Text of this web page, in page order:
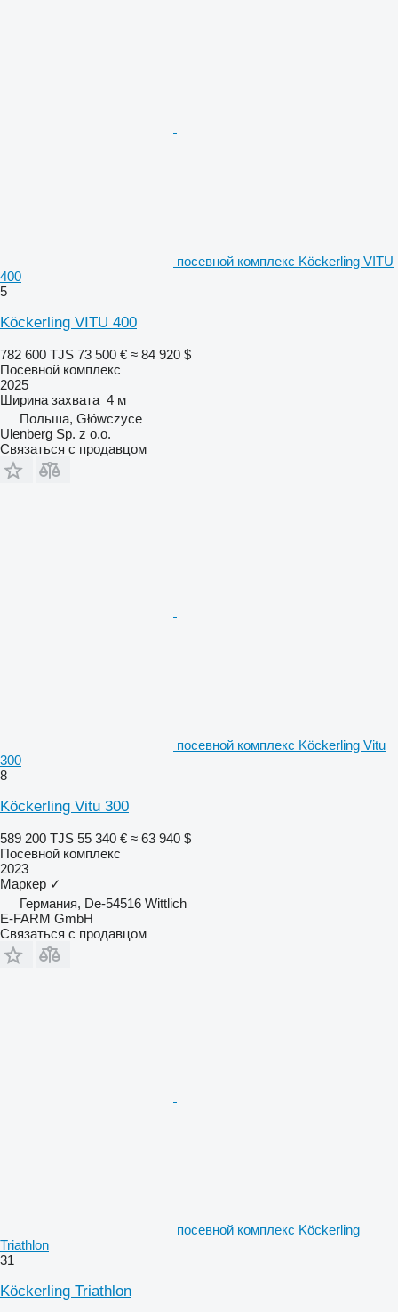
посевной комплекс Köckerling VITU
400
5
Köckerling VITU 400
782 600 TJS 73 500 € ≈ 84 920 $
Посевной комплекс
2025
Ширина захвата 4 м
Польша, Główczyce
Ulenberg Sp. z o.o.
Связаться с продавцом
посевной комплекс Köckerling Vitu
300
8
Köckerling Vitu 300
589 200 TJS 55 340 € ≈ 63 940 $
Посевной комплекс
2023
Маркер ✓
Германия, De-54516 Wittlich
E-FARM GmbH
Связаться с продавцом
посевной комплекс Köckerling
Triathlon
31
Köckerling Triathlon